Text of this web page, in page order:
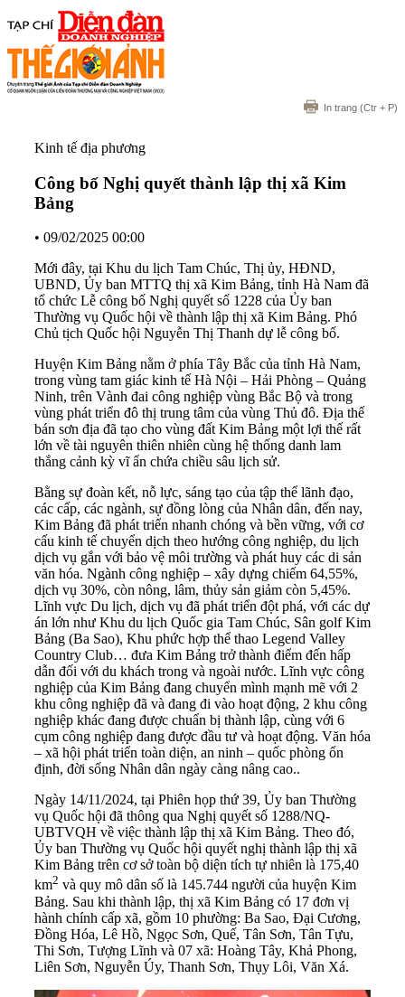
In trang (Ctr + P)
Kinh tế địa phương
Công bố Nghị quyết thành lập thị xã Kim
Bảng
• 09/02/2025 00:00
Mới đây, tại Khu du lịch Tam Chúc, Thị ủy, HĐND,
UBND, Ủy ban MTTQ thị xã Kim Bảng, tỉnh Hà Nam đã
tổ chức Lễ công bố Nghị quyết số 1228 của Ủy ban
Thường vụ Quốc hội về thành lập thị xã Kim Bảng. Phó
Chủ tịch Quốc hội Nguyễn Thị Thanh dự lễ công bố.
Huyện Kim Bảng nằm ở phía Tây Bắc của tỉnh Hà Nam,
trong vùng tam giác kinh tế Hà Nội – Hải Phòng – Quảng
Ninh, trên Vành đai công nghiệp vùng Bắc Bộ và trong
vùng phát triển đô thị trung tâm của vùng Thủ đô. Địa thế
bán sơn địa đã tạo cho vùng đất Kim Bảng một lợi thế rất
lớn về tài nguyên thiên nhiên cùng hệ thống danh lam
thắng cảnh kỳ vĩ ẩn chứa chiều sâu lịch sử.
Bằng sự đoàn kết, nỗ lực, sáng tạo của tập thể lãnh đạo,
các cấp, các ngành, sự đồng lòng của Nhân dân, đến nay,
Kim Bảng đã phát triển nhanh chóng và bền vững, với cơ
cấu kinh tế chuyển dịch theo hướng công nghiệp, du lịch
dịch vụ gắn với bảo vệ môi trường và phát huy các di sản
văn hóa. Ngành công nghiệp – xây dựng chiếm 64,55%,
dịch vụ 30%, còn nông, lâm, thủy sản giảm còn 5,45%.
Lĩnh vực Du lịch, dịch vụ đã phát triển đột phá, với các dự
án lớn như Khu du lịch Quốc gia Tam Chúc, Sân golf Kim
Bảng (Ba Sao), Khu phức hợp thể thao Legend Valley
Country Club… đưa Kim Bảng trở thành điểm đến hấp
dẫn đối với du khách trong và ngoài nước. Lĩnh vực công
nghiệp của Kim Bảng đang chuyển mình mạnh mẽ với 2
khu công nghiệp đã và đang đi vào hoạt động, 2 khu công
nghiệp khác đang được chuẩn bị thành lập, cùng với 6
cụm công nghiệp đang được đầu tư và hoạt động. Văn hóa
– xã hội phát triển toàn diện, an ninh – quốc phòng ổn
định, đời sống Nhân dân ngày càng nâng cao..
Ngày 14/11/2024, tại Phiên họp thứ 39, Ủy ban Thường
vụ Quốc hội đã thông qua Nghị quyết số 1288/NQ-
UBTVQH về việc thành lập thị xã Kim Bảng. Theo đó,
Ủy ban Thường vụ Quốc hội quyết nghị thành lập thị xã
Kim Bảng trên cơ sở toàn bộ diện tích tự nhiên là 175,40
km2 và quy mô dân số là 145.744 người của huyện Kim
Bảng. Sau khi thành lập, thị xã Kim Bảng có 17 đơn vị
hành chính cấp xã, gồm 10 phường: Ba Sao, Đại Cương,
Đồng Hóa, Lê Hồ, Ngọc Sơn, Quế, Tân Sơn, Tân Tựu,
Thi Sơn, Tượng Lĩnh và 07 xã: Hoàng Tây, Khả Phong,
Liên Sơn, Nguyễn Úy, Thanh Sơn, Thụy Lôi, Văn Xá.